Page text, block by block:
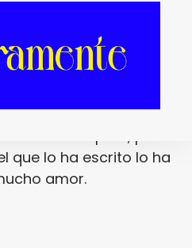
de nosotros
que lo ha escrito lo ha
amor.